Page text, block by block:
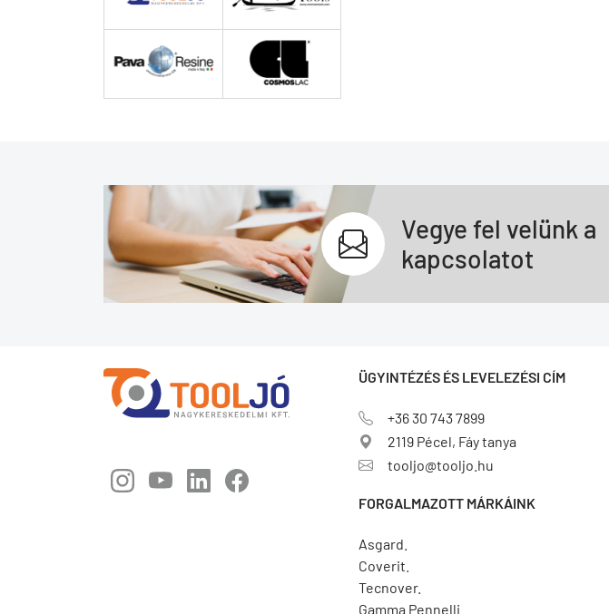
Vegye fel velünk a
kapcsolatot
ÜGYINTÉZÉS ÉS LEVELEZÉSI CÍM
+36 30 743 7899
2119 Pécel, Fáy tanya
tooljo@tooljo.hu
FORGALMAZOTT MÁRKÁINK
Asgard.
Coverit.
Tecnover.
Gamma Pennelli.